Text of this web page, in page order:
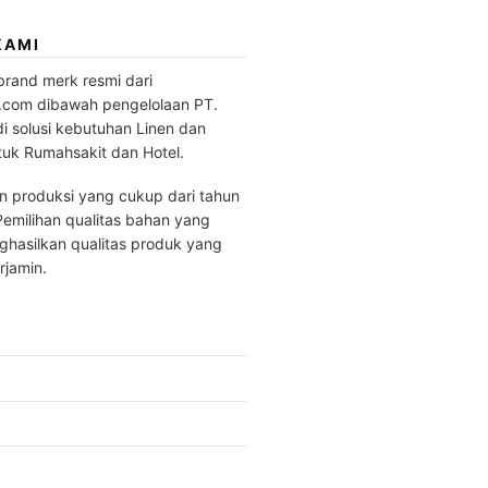
merk resmi dari
dibawah pengelolaan PT.
solusi kebutuhan Linen dan
Rumahsakit dan Hotel.
produksi yang cukup dari tahun
qualitas bahan yang
qualitas produk yang